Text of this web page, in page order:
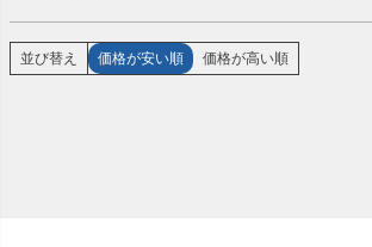
並び替え 価格が安い順 価格が高い順